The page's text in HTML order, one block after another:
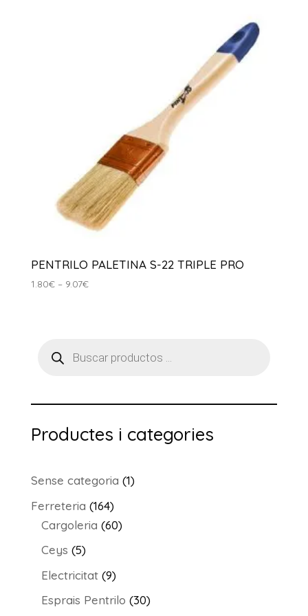
PENTRILO PALETINA S-22 TRIPLE PRO
1.80€ – 9.07€Interval
9.07€
search
Productes i categories
Sense categoria 11
Ferreteria 164164
productes
Cargoleria 6060
Ceys 55
productes
Electricitat 99
productes
Esprais Pentrilo 3030